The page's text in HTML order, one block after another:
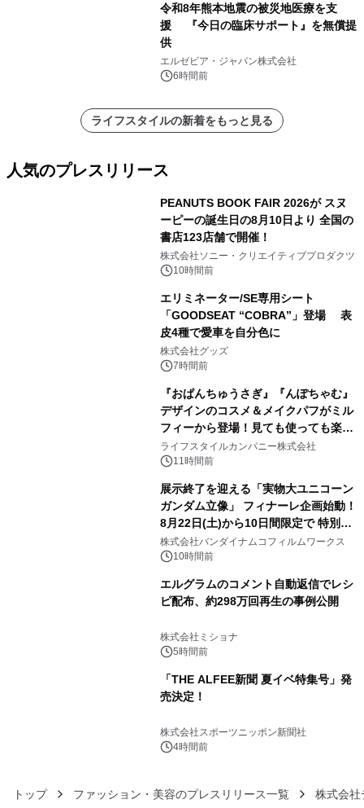
令和8年熊本地震の被災地医療を支
援 『今日の臨床サポート』を無償提
供
エルゼビア・ジャパン株式会社
6時間前
ライフスタイルの新着をもっと見る
人気のプレスリリース
PEANUTS BOOK FAIR 2026が スヌ
ーピーの誕生日の8月10日より 全国の
書店123店舗で開催！
株式会社ソニー・クリエイティブプロダクツ
10時間前
エリミネーター/SE専用シート
「GOODSEAT “COBRA”」登場 表
皮4種で愛車を自分色に
株式会社グッズ
7時間前
『おぱんちゅうさぎ』『んぽちゃむ』
デザインのコスメ＆メイクパフがミル
フィーから登場！見ても使っても楽し
い、ポップでキュートなコレクショ
ン。
ライフスタイルカンパニー株式会社
11時間前
展示終了を迎える「実物大ユニコーン
ガンダム立像」 フィナーレ企画始動！
8月22日(土)から10日間限定で 特別映
像『UNICORN GUNDAM Statue ―
BEYOND POSSIBILITY ―』を上映！
株式会社バンダイナムコフィルムワークス
10時間前
エルグラムのコメント自動返信でレシ
ピ配布、約298万回再生の事例公開
株式会社ミショナ
5時間前
「THE ALFEE新聞 夏イベ特集号」発
売決定！
株式会社スポーツニッポン新聞社
4時間前
トップ ファッション・美容のプレスリリース一覧 株式会社